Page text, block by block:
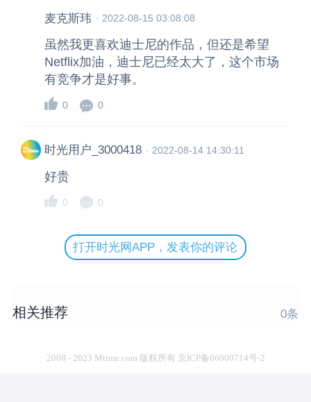
麦克斯玮 · 2022-08-15 03:08:08
虽然我更喜欢迪士尼的作品，但还是希望
Netflix加油，迪士尼已经太大了，这个市场
有竞争才是好事。
0 0
时光用户_3000418 · 2022-08-14 14:30:11
好贵
0 0
打开时光网APP，发表你的评论
相关推荐 0条
2008 - 2023 Mtime.com 版权所有 京ICP备06000714号-2